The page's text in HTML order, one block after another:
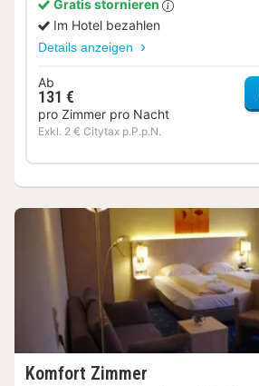
Gratis stornieren
Im Hotel bezahlen
Details anzeigen
Ab
131 €
pro Zimmer pro Nacht
Exkl. 2 € Citytax p.P.p.N.
Komfort Zimmer